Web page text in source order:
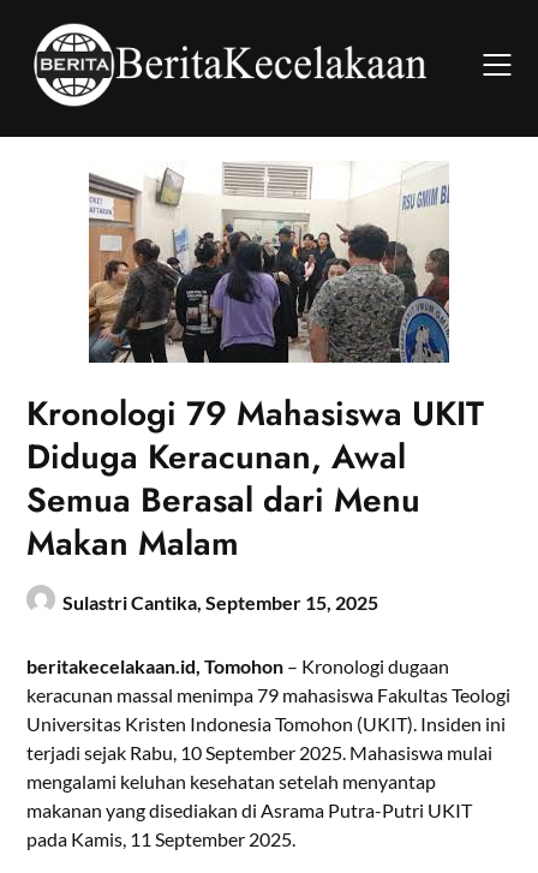
content
Kronologi 79 Mahasiswa UKIT
Diduga Keracunan, Awal
Semua Berasal dari Menu
Makan Malam
Sulastri Cantika,September 15, 2025
beritakecelakaan.id, Tomohon – Kronologi dugaan
keracunan massal menimpa 79 mahasiswa Fakultas Teologi
Universitas Kristen Indonesia Tomohon (UKIT). Insiden ini
terjadi sejak Rabu, 10 September 2025. Mahasiswa mulai
mengalami keluhan kesehatan setelah menyantap
makanan yang disediakan di Asrama Putra-Putri UKIT
pada Kamis, 11 September 2025.